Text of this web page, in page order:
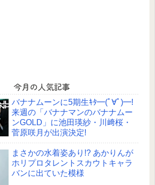
今月の人気記事
バナナムーンに5期生ｷﾀ━(ﾟ∀ﾟ)━!
来週の「バナナマンのバナナムー
ンGOLD」に池田瑛紗・川﨑桜・
菅原咲月が出演決定!
まさかの水着姿あり!? あかりんが
ホリプロタレントスカウトキャラ
バンに出ていた模様